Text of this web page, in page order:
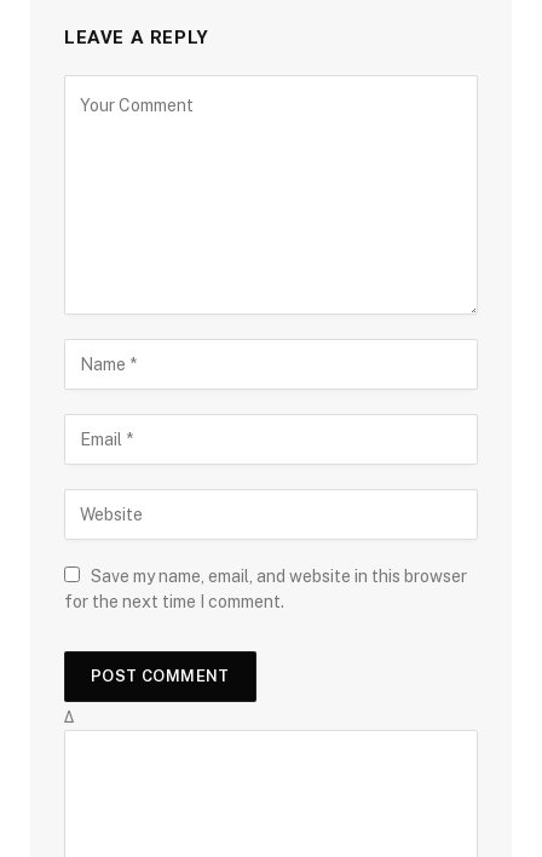
LEAVE A REPLY
Save my name, email, and website in this browser
for the next time I comment.
Δ